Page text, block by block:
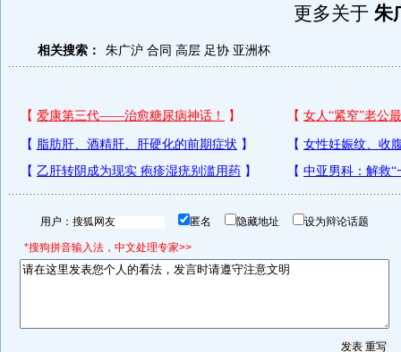
更多关于 朱
相关搜索： 朱广沪 合同 高层 足协 亚洲杯
用户： 匿名 隐藏地址 设为辩论话题
*搜狗拼音输入法，中文处理专家>>